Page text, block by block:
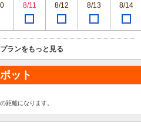
8/11 8/12 8/13 8/14
ランをもっと見る
ット
距離になります。